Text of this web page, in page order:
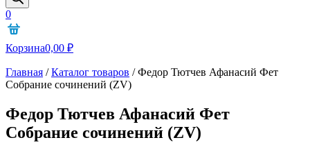
0
Корзина0,00 ₽
Главная /Каталог товаров /Федор Тютчев Афанасий Фет
Собрание сочинений (ZV)
Федор Тютчев Афанасий Фет
Собрание сочинений (ZV)